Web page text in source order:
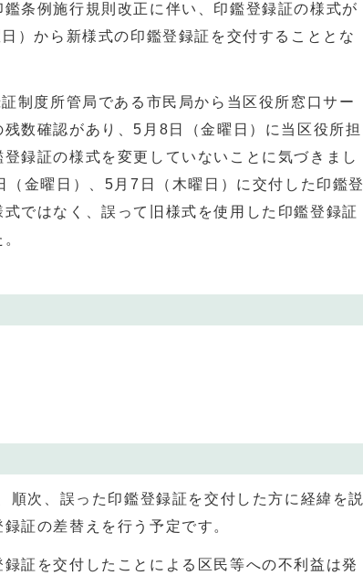
条例施行規則改正に伴い、印鑑登録証の様式が
）から新様式の印鑑登録証を交付することとな
制度所管局である市民局から当区役所窓口サー
数確認があり、5月8日（金曜日）に当区役所担
録証の様式を変更していないことに気づきまし
金曜日）、5月7日（木曜日）に交付した印鑑登
ではなく、誤って旧様式を使用した印鑑登録証
次、誤った印鑑登録証を交付した方に経緯を説
証の差替えを⾏う予定です。
証を交付したことによる区民等への不利益は発